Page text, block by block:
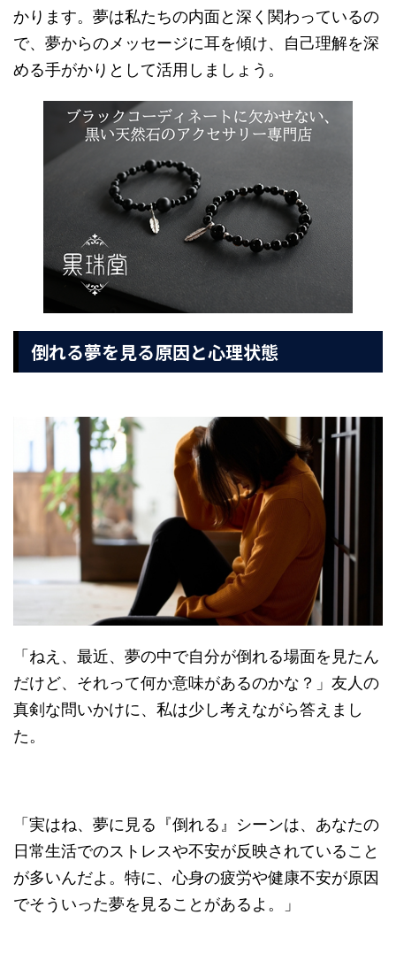
かります。夢は私たちの内面と深く関わっているの
で、夢からのメッセージに耳を傾け、自己理解を深
める手がかりとして活用しましょう。
倒れる夢を見る原因と心理状態
「ねえ、最近、夢の中で自分が倒れる場面を見たん
だけど、それって何か意味があるのかな？」友人の
真剣な問いかけに、私は少し考えながら答えまし
た。
「実はね、夢に見る『倒れる』シーンは、あなたの
日常生活でのストレスや不安が反映されていること
が多いんだよ。特に、心身の疲労や健康不安が原因
でそういった夢を見ることがあるよ。」